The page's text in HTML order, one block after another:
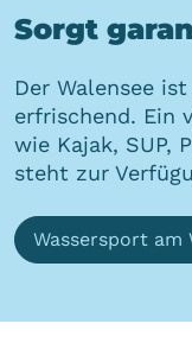
Sorgt
Der Walensee
erfrischend. Ein
wie Kajak, SUP,
steht zur
Wassersport am